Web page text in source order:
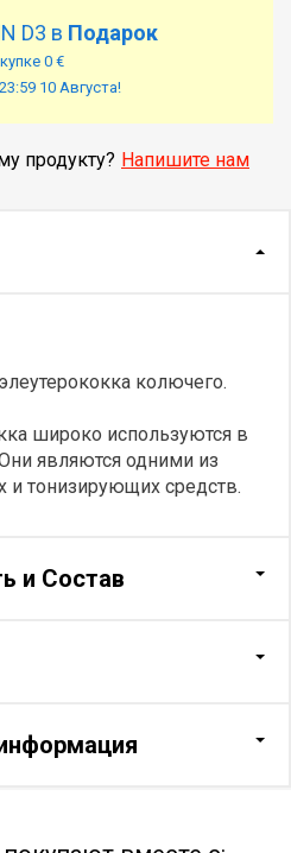
D3 в Подарок
0 €
10 Августа!
продукту? Напишите нам
колючего.
широко используются в
являются одними из
тонизирующих средств.
и Состав